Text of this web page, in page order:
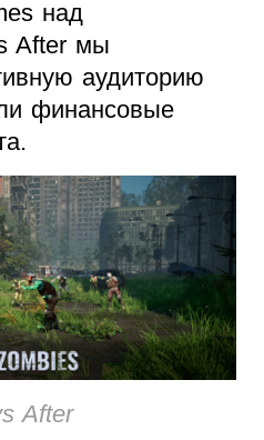
над
After мы
аудиторию
финансовые
After